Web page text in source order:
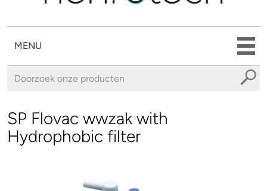
MENU
SP Flovac wwzak with
Hydrophobic filter